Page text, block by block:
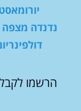
נדנדה
הרשמו